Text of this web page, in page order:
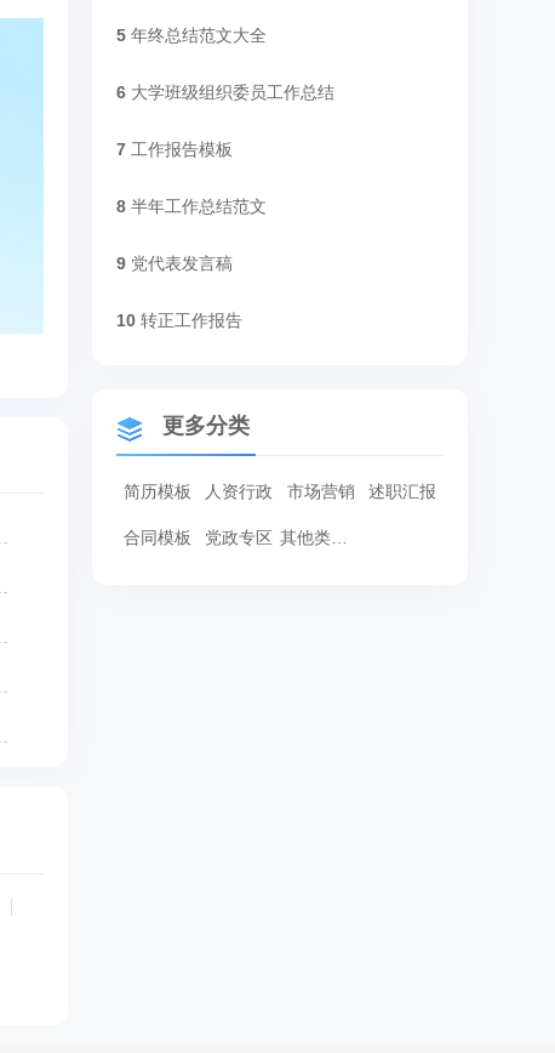
5 年终总结范文大全
6 大学班级组织委员工作总结
7 工作报告模板
8 半年工作总结范文
9 党代表发言稿
10 转正工作报告
更多分类
简历模板 人资行政 市场营销 述职汇报
合同模板 党政专区